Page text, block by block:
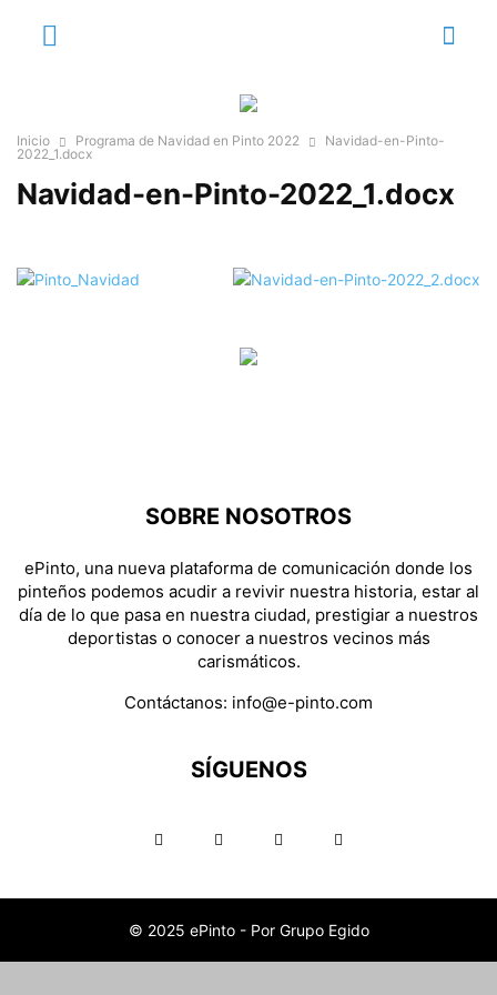
Inicio Programa de Navidad en Pinto 2022
Navidad-en-Pinto-
2022_1.docx
Navidad-en-Pinto-2022_1.docx
SOBRE NOSOTROS
ePinto, una nueva plataforma de comunicación donde los
pinteños podemos acudir a revivir nuestra historia, estar al
día de lo que pasa en nuestra ciudad, prestigiar a nuestros
deportistas o conocer a nuestros vecinos más
carismáticos.
Contáctanos: info@e-pinto.com
SÍGUENOS
© 2025 ePinto - Por Grupo Egido